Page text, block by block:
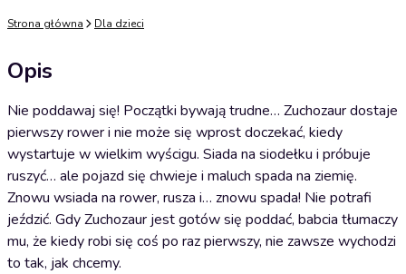
Strona główna Dla dzieci
Opis
Nie poddawaj się! Początki bywają trudne… Zuchozaur dostaje
pierwszy rower i nie może się wprost doczekać, kiedy
wystartuje w wielkim wyścigu. Siada na siodełku i próbuje
ruszyć… ale pojazd się chwieje i maluch spada na ziemię.
Znowu wsiada na rower, rusza i… znowu spada! Nie potrafi
jeździć. Gdy Zuchozaur jest gotów się poddać, babcia tłumaczy
mu, że kiedy robi się coś po raz pierwszy, nie zawsze wychodzi
to tak, jak chcemy.